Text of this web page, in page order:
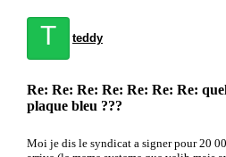
T teddy
Re: Re: Re: Re: Re: Re: Re:
plaque bleu ???
Moi je dis le syndicat a signer pour 20